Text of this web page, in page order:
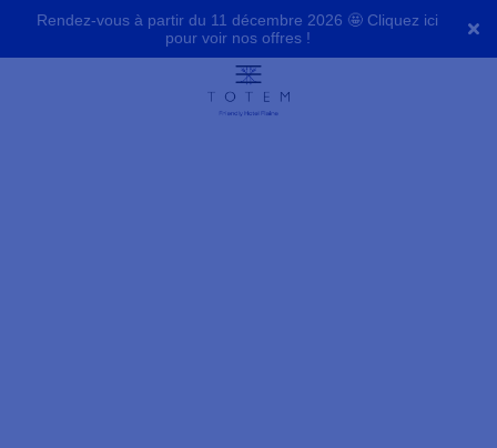
Rendez-vous à partir du 11 décembre 2026 🤩 Cliquez ici
pour voir nos offres !